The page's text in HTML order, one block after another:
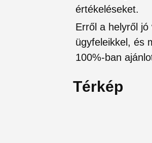
értékeléseket.
Erről a helyről
ügyfeleikkel, és
100%-ban
Térkép